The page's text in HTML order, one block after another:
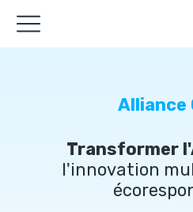
Alliance
Transformer
l'innovation